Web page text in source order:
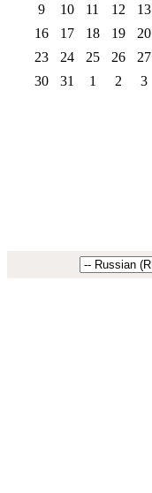
9
10 11 12 13
16
17 18 19 20
23
24 25 26 27
30
31 1 2 3